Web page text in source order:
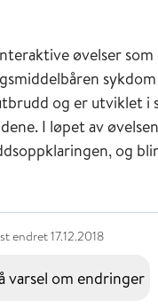
øvelser
og er utviklet i
I løpet av
og
endret17.12.2018
varsel om endringer